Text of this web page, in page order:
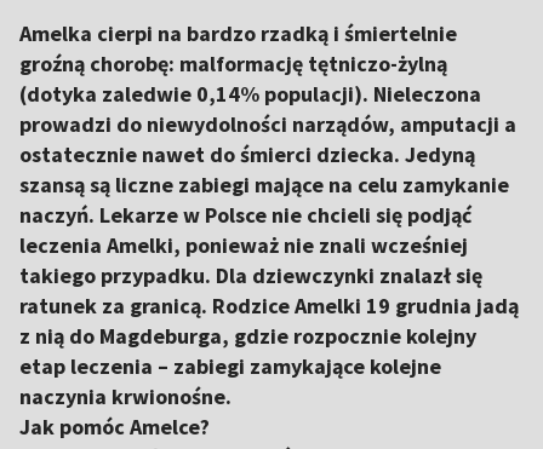
Amelka cierpi na bardzo rzadką i śmiertelnie
groźną chorobę: malformację tętniczo-żylną
(dotyka zaledwie 0,14% populacji). Nieleczona
prowadzi do niewydolności narządów, amputacji a
ostatecznie nawet do śmierci dziecka. Jedyną
szansą są liczne zabiegi mające na celu zamykanie
naczyń. Lekarze w Polsce nie chcieli się podjąć
leczenia Amelki, ponieważ nie znali wcześniej
takiego przypadku. Dla dziewczynki znalazł się
ratunek za granicą. Rodzice Amelki 19 grudnia jadą
z nią do Magdeburga, gdzie rozpocznie kolejny
etap leczenia – zabiegi zamykające kolejne
naczynia krwionośne.
Jak pomóc Amelce?